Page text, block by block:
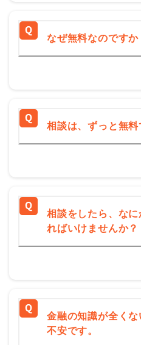
なぜ無料なのですか
相談は、ずっと無料
相談をしたら、な
ればいけませんか？
金融の知識が全く
不安です。